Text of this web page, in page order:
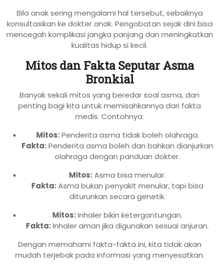
Bila anak sering mengalami hal tersebut, sebaiknya
konsultasikan ke dokter anak. Pengobatan sejak dini bisa
mencegah komplikasi jangka panjang dan meningkatkan
kualitas hidup si kecil.
Mitos dan Fakta Seputar Asma
Bronkial
Banyak sekali mitos yang beredar soal asma, dan
penting bagi kita untuk memisahkannya dari fakta
medis. Contohnya:
Mitos:Penderita asma tidak boleh olahraga.
Fakta:Penderita asma boleh dan bahkan dianjurkan
olahraga dengan panduan dokter.
Mitos:Asma bisa menular.
Fakta:Asma bukan penyakit menular, tapi bisa
diturunkan secara genetik.
Mitos:Inhaler bikin ketergantungan.
Fakta:Inhaler aman jika digunakan sesuai anjuran.
Dengan memahami fakta-fakta ini, kita tidak akan
mudah terjebak pada informasi yang menyesatkan.